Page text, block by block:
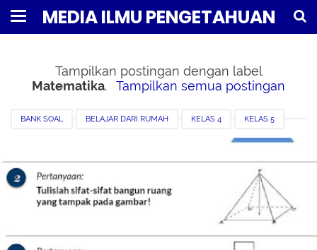
MEDIA ILMU PENGETAHUAN
Tampilkan postingan dengan label
Matematika. Tampilkan semua postingan
BANK SOAL BELAJAR DARI RUMAH KELAS 4 KELAS 5
PERTANYAAN DI TVRI SD